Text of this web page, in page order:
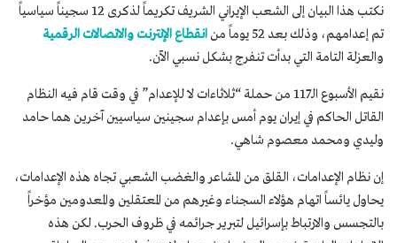
نكتب هذا البيان إلى الشعب الإيراني الشريف تكريماً لذكرى 12 سجيناً سياسياً
تم إعدامهم، وذلك بعد 52 يوماً من
انقطاع الإنترنت والاتصالات الرقمية
والعزلة التامة التي بدأت تنفرج بشكل نسبي الآن.
نقيم الأسبوع الـ117 من حملة “ثلاثاءات لا للإعدام” في وقت قام فيه النظام
القاتل الحاكم في إيران يوم أمس بإعدام سجينين سياسيين آخرين هما حامد
وليدي ومحمد معصوم شاهي.
إن نظام الإعدامات، القلق من المشاعر والغضب الشعبي تجاه هذه الإعدامات،
يحاول يائساً اتهام هؤلاء السجناء وغيرهم من المعتقلين والمعدومين مؤخراً
بالتجسس والارتباط بإسرائيل لتبرير جرائمه في ظروف الحرب. لكن هذه